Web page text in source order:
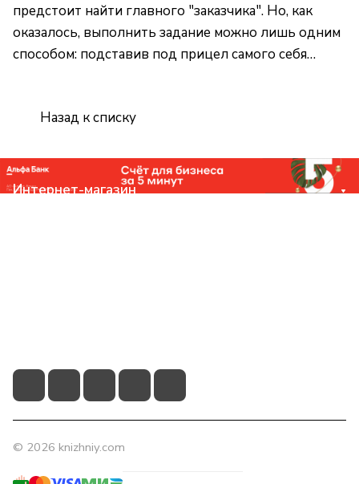
предстоит найти главного "заказчика". Но, как
оказалось, выполнить задание можно лишь одним
способом: подставив под прицел самого себя…
Назад к списку
Интернет-магазин
© 2026 knizhniy.com